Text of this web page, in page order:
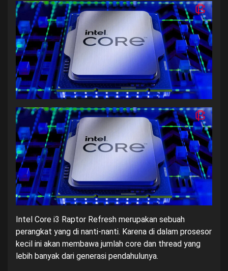
Intel Core i3 Raptor Refresh merupakan sebuah
perangkat yang di nanti-nanti. Karena di dalam prosesor
kecil ini akan membawa jumlah core dan thread yang
lebih banyak dari generasi pendahulunya.